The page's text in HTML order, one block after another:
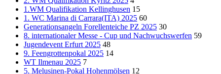
1.WM Qualifikation Kellinghusen 15
1. WC Marina di Carrara(ITA) 2025 60
Generationsangeln Forellenteiche PZ 2025 30
8. internationaler Messe - Cup und Nachwuchswerfen 59
Jugendevent Erfurt 2025 48
9. Feengrottenpokal 2025 14
WT Ilmenau 2025 7
5. Melusinen-Pokal Hohenmölsen 12